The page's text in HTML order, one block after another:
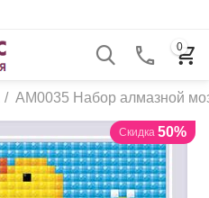
0
/ АМ0035 Набор алмазной
Скидка 50%